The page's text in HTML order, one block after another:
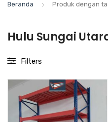
Beranda Produk dengan
Hulu Sungai
Filters